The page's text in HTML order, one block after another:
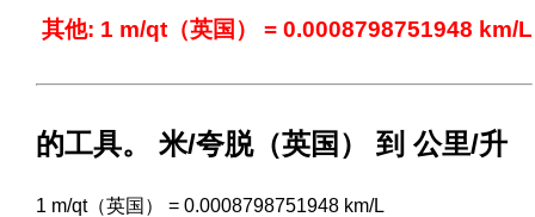
其他: 1 m/qt（英国） = 0.0008798751948 km/L
的工具。 米/夸脱（英国） 到 公里/升
1 m/qt（英国） = 0.0008798751948 km/L